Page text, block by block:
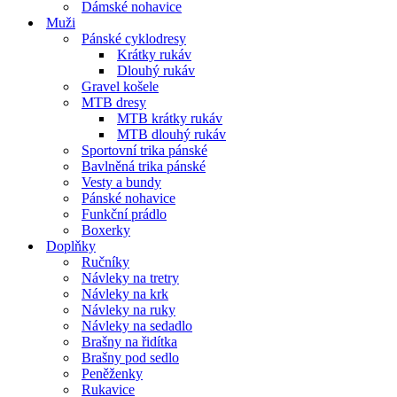
Dámské nohavice
Muži
Pánské cyklodresy
Krátky rukáv
Dlouhý rukáv
Gravel košele
MTB dresy
MTB krátky rukáv
MTB dlouhý rukáv
Sportovní trika pánské
Bavlněná trika pánské
Vesty a bundy
Pánské nohavice
Funkční prádlo
Boxerky
Doplňky
Ručníky
Návleky na tretry
Návleky na krk
Návleky na ruky
Návleky na sedadlo
Brašny na řidítka
Brašny pod sedlo
Peněženky
Rukavice